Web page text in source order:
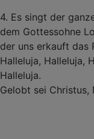
4. Es singt der
dem Gottessohne
der uns erkauft das
Halleluja, Halleluja,
Halleluja.
Gelobt sei Christus,